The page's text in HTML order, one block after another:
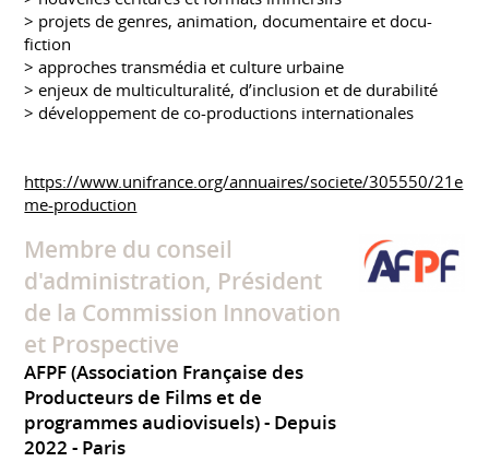
> projets de genres, animation, documentaire et docu-
fiction
> approches transmédia et culture urbaine
> enjeux de multiculturalité, d’inclusion et de durabilité
> développement de co-productions internationales
https://www.unifrance.org/annuaires/societe/305550/21e
me-production
Membre du conseil
d'administration, Président
de la Commission Innovation
et Prospective
AFPF (Association Française des
Producteurs de Films et de
programmes audiovisuels)
Depuis
2022 Paris